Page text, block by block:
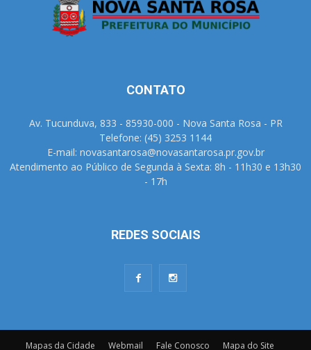
CONTATO
Av. Tucunduva, 833 - 85930-000 - Nova Santa Rosa - PR
Telefone: (45) 3253 1144
E-mail: novasantarosa@novasantarosa.pr.gov.br
Atendimento ao Público de Segunda à Sexta: 8h - 11h30 e 13h30
- 17h
REDES SOCIAIS
Mapas da Cidade Webmail Fale Conosco Mapa do Site